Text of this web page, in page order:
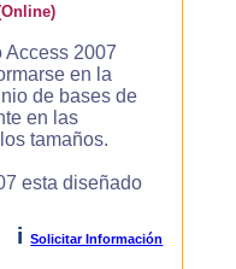
Access 2007
en la
de bases de
en las
tamaños.
esta diseñado
i Solicitar Información